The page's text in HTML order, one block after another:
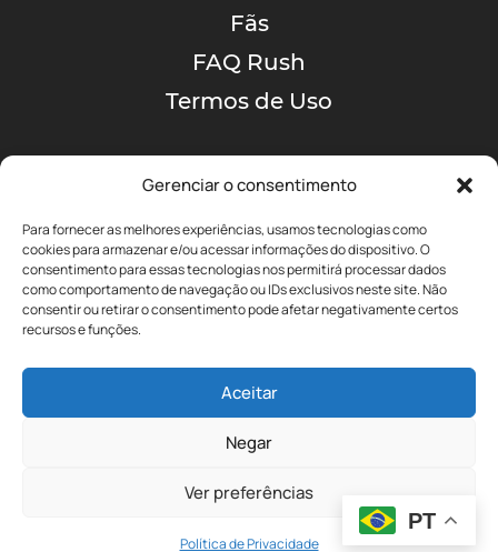
Gerenciar o consentimento
Para fornecer as melhores experiências, usamos tecnologias como
cookies para armazenar e/ou acessar informações do dispositivo. O
consentimento para essas tecnologias nos permitirá processar dados
como comportamento de navegação ou IDs exclusivos neste site. Não
consentir ou retirar o consentimento pode afetar negativamente certos
recursos e funções.
Aceitar
Negar
Ver preferências
Política de Privacidade
Fãs
FAQ Rush
Termos de Uso
A MAIOR COMUNIDADE
DE RUSH NO BRASIL!
yyz@portalrushbrasil.com.br
PT